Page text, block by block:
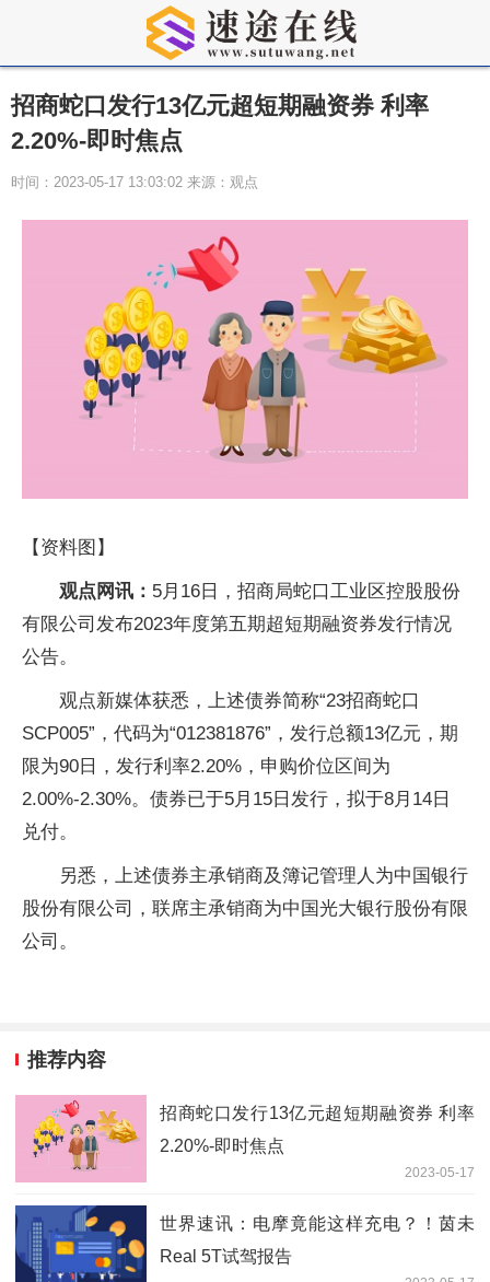
招商蛇口发行13亿元超短期融资券 利率
2.20%-即时焦点
时间：2023-05-17 13:03:02 来源：观点
【资料图】
观点网讯： 5月16日，招商局蛇口工业区控股股份
有限公司发布2023年度第五期超短期融资券发行情况
公告。
观点新媒体获悉，上述债券简称“23招商蛇口
SCP005”，代码为“012381876”，发行总额13亿元，期
限为90日，发行利率2.20%，申购价位区间为
2.00%-2.30%。债券已于5月15日发行，拟于8月14日
兑付。
另悉，上述债券主承销商及簿记管理人为中国银行
股份有限公司，联席主承销商为中国光大银行股份有限
公司。
推荐内容
招商蛇口发行13亿元超短期融资券 利率
2.20%-即时焦点
2023-05-17
世界速讯：电摩竟能这样充电？！茵未
Real 5T试驾报告